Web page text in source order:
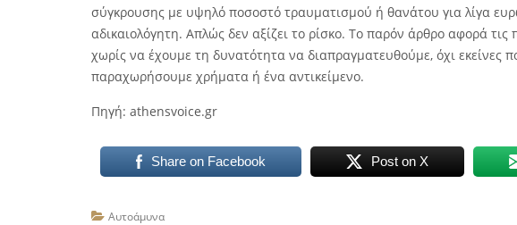
σύγκρουσης με υψηλό ποσοστό τραυματισμού ή θανάτου για λίγα
αδικαιολόγητη. Απλώς δεν αξίζει το ρίσκο. Το παρόν άρθρο αφορά
χωρίς να έχουμε τη δυνατότητα να διαπραγματευθούμε, όχι εκείνες
παραχωρήσουμε χρήματα ή ένα αντικείμενο.
Πηγή: athensvoice.gr
Share on Facebook Post on X
Αυτοάμυνα